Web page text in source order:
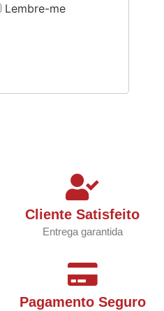
Lembre-me
Cliente Satisfeito
Entrega garantida
Pagamento Seguro